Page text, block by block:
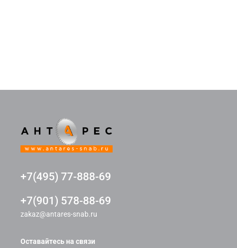
+7(495) 77-888-69
+7(901) 578-88-69
zakaz@antares-snab.ru
Оставайтесь на связи